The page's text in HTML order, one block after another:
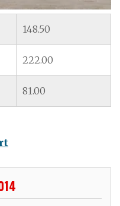
148.50
222.00
81.00